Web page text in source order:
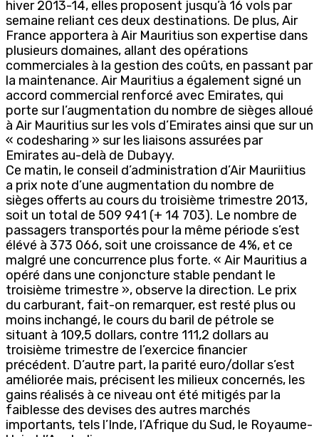
hiver 2013-14, elles proposent jusqu’à 16 vols par
semaine reliant ces deux destinations. De plus, Air
France apportera à Air Mauritius son expertise dans
plusieurs domaines, allant des opérations
commerciales à la gestion des coûts, en passant par
la maintenance. Air Mauritius a également signé un
accord commercial renforcé avec Emirates, qui
porte sur l’augmentation du nombre de sièges alloué
à Air Mauritius sur les vols d’Emirates ainsi que sur un
« codesharing » sur les liaisons assurées par
Emirates au-delà de Dubayy.
Ce matin, le conseil d’administration d’Air Mauriitius
a prix note d’une augmentation du nombre de
sièges offerts au cours du troisième trimestre 2013,
soit un total de 509 941 (+ 14 703). Le nombre de
passagers transportés pour la même période s’est
élévé à 373 066, soit une croissance de 4%, et ce
malgré une concurrence plus forte. « Air Mauritius a
opéré dans une conjoncture stable pendant le
troisième trimestre », observe la direction. Le prix
du carburant, fait-on remarquer, est resté plus ou
moins inchangé, le cours du baril de pétrole se
situant à 109,5 dollars, contre 111,2 dollars au
troisième trimestre de l’exercice financier
précédent. D’autre part, la parité euro/dollar s’est
améliorée mais, précisent les milieux concernés, les
gains réalisés à ce niveau ont été mitigés par la
faiblesse des devises des autres marchés
importants, tels l’Inde, l’Afrique du Sud, le Royaume-